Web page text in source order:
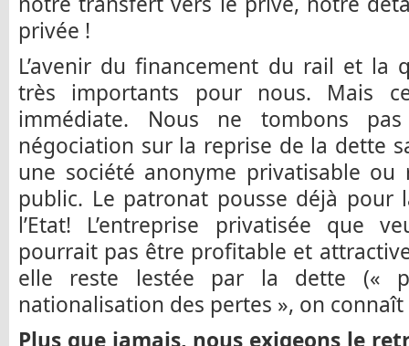
privée !
L’avenir du financement du rail et la
très importants pour nous. Mais
immédiate. Nous ne tombons
négociation sur la reprise de la dette
une société anonyme privatisable ou
public. Le patronat pousse déjà
l’Etat! L’entreprise privatisée que
pourrait pas être profitable et
elle reste lestée par la dette («
nationalisation des pertes », on connaît
Plus que jamais, nous exigeons le